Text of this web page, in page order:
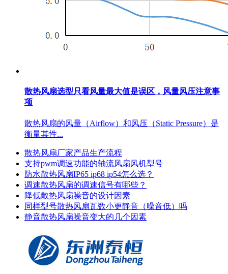
散热风扇选型只看风量最大值是误区，风量风压注意事
项
散热风扇的风量（Airflow）和风压（Static Pressure）是
衡量其性...
散热风扇厂家产品生产流程
支持pwm调速功能的轴流风扇风机型号
防水散热风扇IP65 ip68 ip54怎么选？
调速散热风扇的调速信号有哪些？
降低散热风扇噪音的设计因素
同样型号散热风扇瓦数小更静音（噪音低）吗
静音散热风扇噪音变大的几个因素